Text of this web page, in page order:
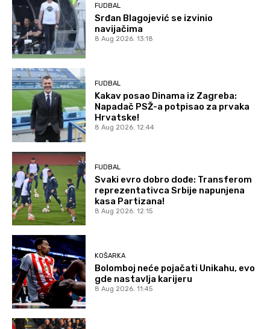
FUDBAL
Srđan Blagojević se izvinio
navijačima
8 Aug 2026. 13:18
FUDBAL
Kakav posao Dinama iz Zagreba:
Napadač PSŽ-a potpisao za prvaka
Hrvatske!
8 Aug 2026. 12:44
FUDBAL
Svaki evro dobro dođe: Transferom
reprezentativca Srbije napunjena
kasa Partizana!
8 Aug 2026. 12:15
KOŠARKA
Bolomboj neće pojačati Unikahu, evo
gde nastavlja karijeru
8 Aug 2026. 11:45